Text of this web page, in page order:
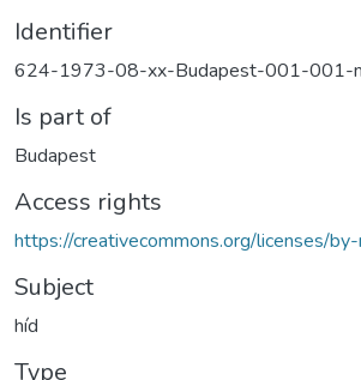
Identifier
624-1973-08-xx-Budapest-001-001-
Is part of
Budapest
Access rights
https://creativecommons.org/licenses/
Subject
híd
Type